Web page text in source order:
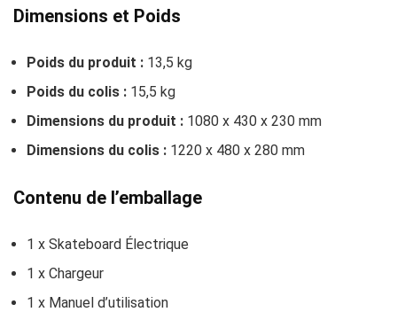
Dimensions et Poids
Poids du produit : 13,5 kg
Poids du colis : 15,5 kg
Dimensions du produit : 1080 x 430 x 230 mm
Dimensions du colis : 1220 x 480 x 280 mm
Contenu de l’emballage
1 x Skateboard Électrique
1 x Chargeur
1 x Manuel d’utilisation